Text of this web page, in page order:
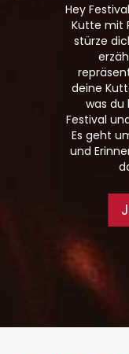
Hey
Kutte mit
stürze
deine
was du
Festival
Es geht
und